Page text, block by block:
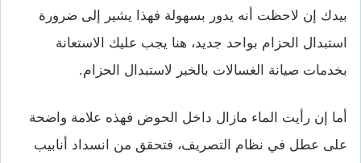
بيدك إن لاحظت أنه يدور بسهولة فهذا يشير إلى ضرورة
استبدال الحزام بواحد جديد، هنا يجب عليك الاستعانة
بخدمات صيانة الغسالات بالخبر لاستبدال الحزام.
أما إن رأيت الماء مازال داخل الحوض فهذه علامة واضحة
على عطل في نظام التصريف، فتحقق من انسداد أنابيب